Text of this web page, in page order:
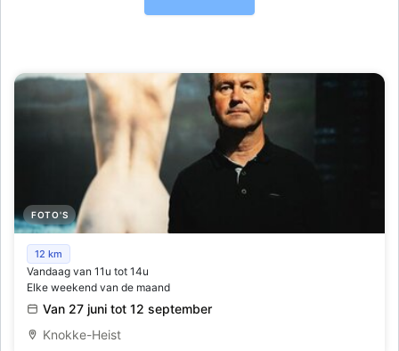
FOTO'S
Rondleidingen fototentoonstelling MortAmour
12 km
Vandaag van 11u tot 14u
Elke weekend van de maand
Van 27 juni tot 12 september
Knokke-Heist